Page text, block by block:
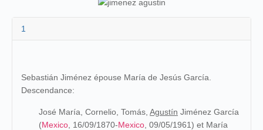
1
Sebastián Jiménez épouse María de Jesús García.
Descendance:
José María, Cornelio, Tomás, Agustín Jiménez García
(Mexico , 16/09/1870-Mexico , 09/05/1961) et María